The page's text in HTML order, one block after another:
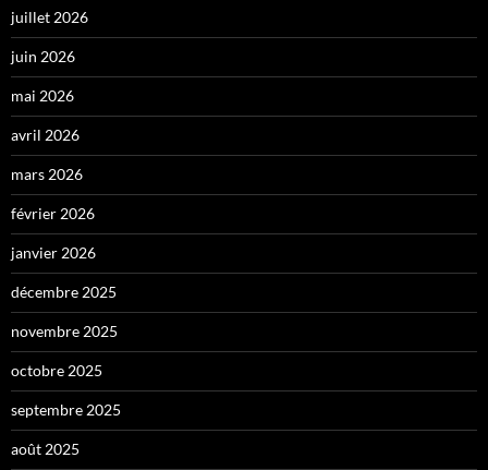
juillet 2026
juin 2026
mai 2026
avril 2026
mars 2026
février 2026
janvier 2026
décembre 2025
novembre 2025
octobre 2025
septembre 2025
août 2025